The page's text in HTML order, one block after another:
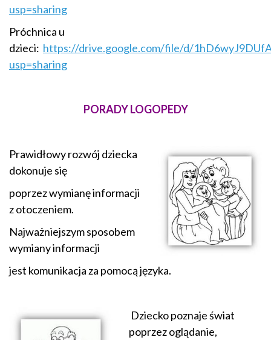
usp=sharing
Próchnica u
dzieci: https://drive.google.com/file/d/
usp=sharing
PORADY LOGOPEDY
Prawidłowy rozwój dziecka
dokonuje się
poprzez wymianę informacji
z otoczeniem.
Najważniejszym sposobem
wymiany informacji
jest komunikacja za pomocą języka.
Dziecko poznaje świat
poprzez oglądanie,